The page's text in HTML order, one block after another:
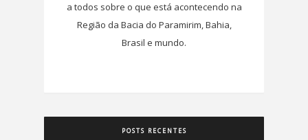
a todos sobre o que está acontecendo na
Região da Bacia do Paramirim, Bahia,
Brasil e mundo.
POSTS RECENTES